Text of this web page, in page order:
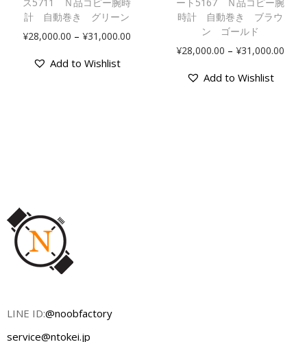
ス5711 Ｎ品コピー腕時
計 自動巻き グリーン
¥28,000.00 – ¥31,000.00
Add to Wishlist
ート5167 Ｎ品コピー腕
時計 自動巻き ブラウ
ン ゴールド
¥28,000.00 – ¥31,000.00
Add to Wishlist
LINE ID:@noobfactory
service@ntokei.jp